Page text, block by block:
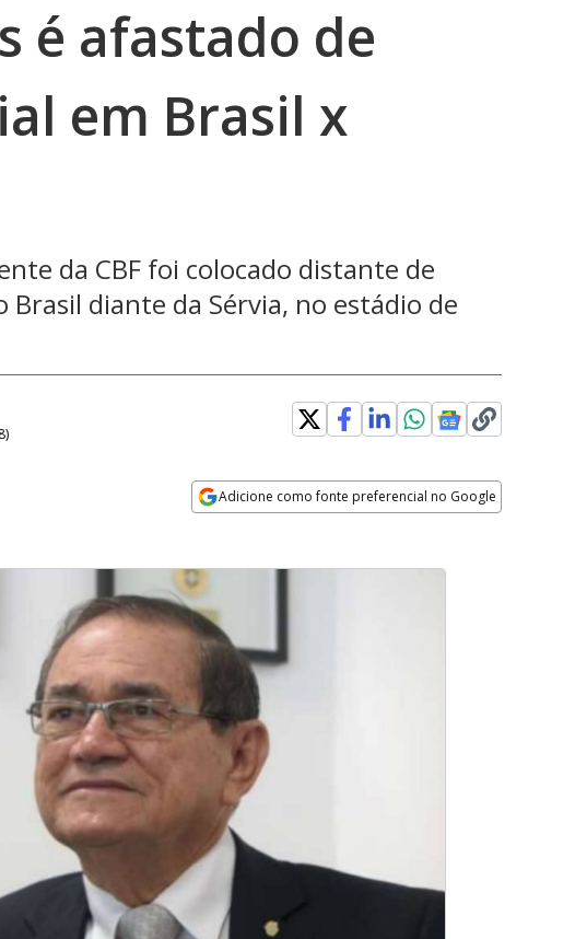
é afastado de
em Brasil x
da CBF foi colocado distante de
diante da Sérvia, no estádio de
)
Adicione como fonte preferencial no Google